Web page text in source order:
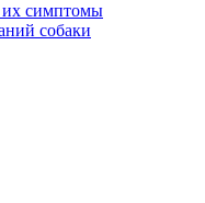
их симптомы
собаки